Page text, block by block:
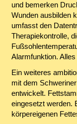
und bemerken
Wunden ausbilden
umfasst den
Therapiekontrolle,
Alarmfunktion.
Ein weiteres
mit dem
entwickelt.
eingesetzt werden.
körpereigenen